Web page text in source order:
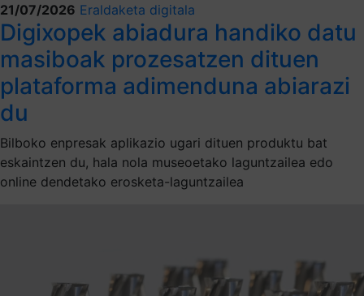
21/07/2026 Eraldaketa digitala
Digixopek abiadura handiko datu
masiboak prozesatzen dituen
plataforma adimenduna abiarazi
du
Bilboko enpresak aplikazio ugari dituen produktu bat
eskaintzen du, hala nola museoetako laguntzailea edo
online dendetako erosketa-laguntzailea